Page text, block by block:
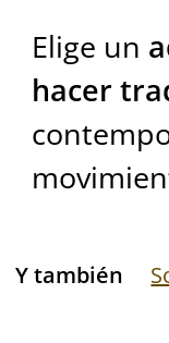
Elige un
hacer
Y también